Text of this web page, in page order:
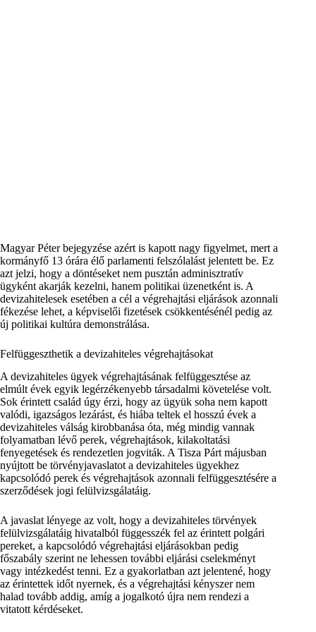
Magyar Péter bejegyzése azért is kapott nagy figyelmet, mert a
kormányfő 13 órára élő parlamenti felszólalást jelentett be. Ez
azt jelzi, hogy a döntéseket nem pusztán adminisztratív
ügyként akarják kezelni, hanem politikai üzenetként is. A
devizahitelesek esetében a cél a végrehajtási eljárások azonnali
fékezése lehet, a képviselői fizetések csökkentésénél pedig az
új politikai kultúra demonstrálása.
Felfüggeszthetik a devizahiteles végrehajtásokat
A devizahiteles ügyek végrehajtásának felfüggesztése az
elmúlt évek egyik legérzékenyebb társadalmi követelése volt.
Sok érintett család úgy érzi, hogy az ügyük soha nem kapott
valódi, igazságos lezárást, és hiába teltek el hosszú évek a
devizahiteles válság kirobbanása óta, még mindig vannak
folyamatban lévő perek, végrehajtások, kilakoltatási
fenyegetések és rendezetlen jogviták. A Tisza Párt májusban
nyújtott be törvényjavaslatot a devizahiteles ügyekhez
kapcsolódó perek és végrehajtások azonnali felfüggesztésére a
szerződések jogi felülvizsgálatáig.
A javaslat lényege az volt, hogy a devizahiteles törvények
felülvizsgálatáig hivatalból függesszék fel az érintett polgári
pereket, a kapcsolódó végrehajtási eljárásokban pedig
főszabály szerint ne lehessen további eljárási cselekményt
vagy intézkedést tenni. Ez a gyakorlatban azt jelentené, hogy
az érintettek időt nyernek, és a végrehajtási kényszer nem
halad tovább addig, amíg a jogalkotó újra nem rendezi a
vitatott kérdéseket.